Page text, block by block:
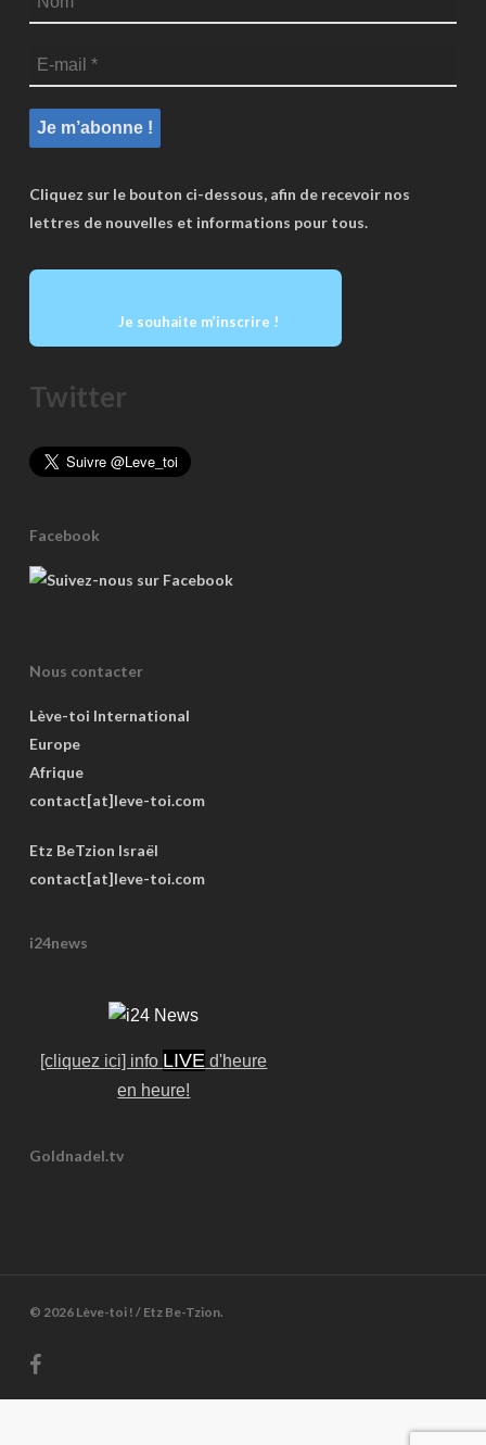
Cliquez sur le bouton ci-dessous, afin de recevoir nos
lettres de nouvelles et informations pour tous.
Je souhaite m’inscrire !
Twitter
Facebook
Nous contacter
Lève-toi International
Europe
Afrique
contact[at]leve-toi.com
Etz BeTzion Israël
contact[at]leve-toi.com
i24news
[cliquez ici] info LIVE d'heure
en heure!
Goldnadel.tv
© 2026 Lève-toi ! / Etz Be-Tzion.
facebook